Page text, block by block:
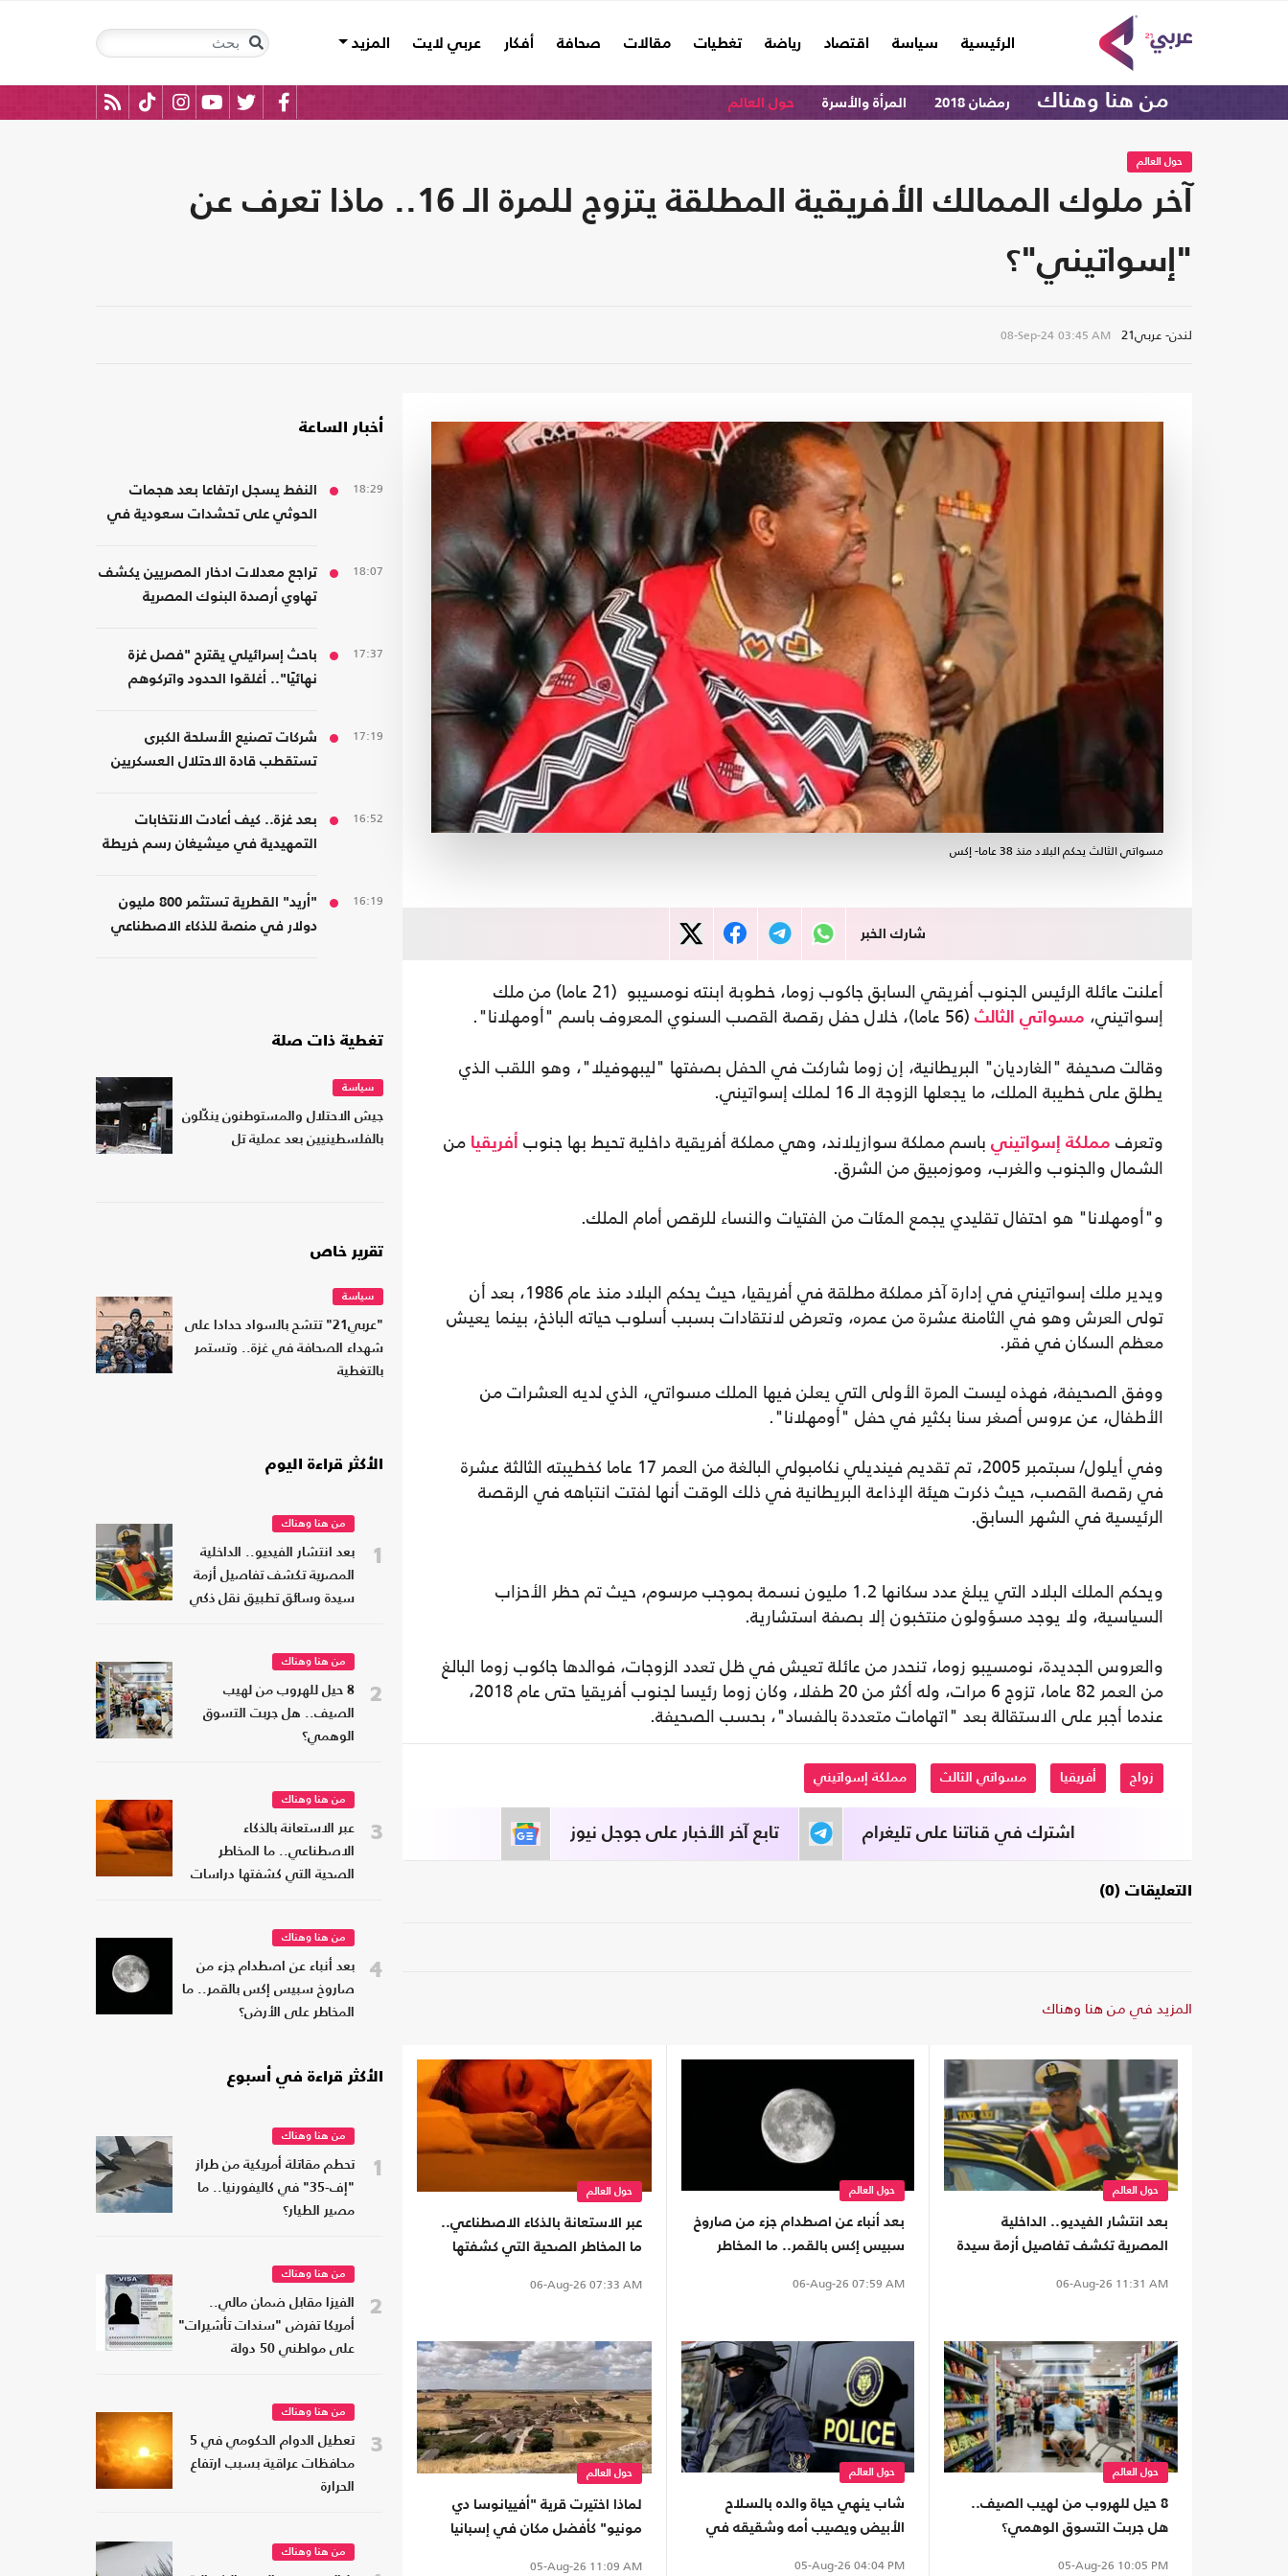
الرئيسية
(current) سياسة اقتصاد رياضة تغطيات مقالات صحافة أفكار عربي لايت المزيد
من هنا وهناك رمضان 2018 المرأة والأسرة حول العالم
حول العالم
آخر ملوك الممالك الأفريقية المطلقة يتزوج للمرة الـ 16.. ماذا تعرف عن
"إسواتيني"؟
لندن- عربي21 08-Sep-24 03:45 AM
مسواتي الثالث يحكم البلاد منذ 38 عاما- إكس
شارك الخبر
أعلنت عائلة الرئيس الجنوب أفريقي السابق جاكوب زوما، خطوبة ابنته نومسيبو (21 عاما) من ملك
إسواتيني، مسواتي الثالث (56 عاما)، خلال حفل رقصة القصب السنوي المعروف باسم "أومهلانا".
وقالت صحيفة "الغارديان" البريطانية، إن زوما شاركت في الحفل بصفتها "ليبهوفيلا"، وهو اللقب الذي
يطلق على خطيبة الملك، ما يجعلها الزوجة الـ 16 لملك إسواتيني.
وتعرف مملكة إسواتيني باسم مملكة سوازيلاند، وهي مملكة أفريقية داخلية تحيط بها جنوب أفريقيا من
الشمال والجنوب والغرب، وموزمبيق من الشرق.
و"أومهلانا" هو احتفال تقليدي يجمع المئات من الفتيات والنساء للرقص أمام الملك.
ويدير ملك إسواتيني في إدارة آخر مملكة مطلقة في أفريقيا، حيث يحكم البلاد منذ عام 1986، بعد أن
تولى العرش وهو في الثامنة عشرة من عمره، وتعرض لانتقادات بسبب أسلوب حياته الباذخ، بينما يعيش
معظم السكان في فقر.
ووفق الصحيفة، فهذه ليست المرة الأولى التي يعلن فيها الملك مسواتي، الذي لديه العشرات من
الأطفال، عن عروس أصغر سنا بكثير في حفل "أومهلانا".
وفي أيلول/ سبتمبر 2005، تم تقديم فينديلي نكامبولي البالغة من العمر 17 عاما كخطيبته الثالثة عشرة
في رقصة القصب، حيث ذكرت هيئة الإذاعة البريطانية في ذلك الوقت أنها لفتت انتباهه في الرقصة
الرئيسية في الشهر السابق.
ويحكم الملك البلاد التي يبلغ عدد سكانها 1.2 مليون نسمة بموجب مرسوم، حيث تم حظر الأحزاب
السياسية، ولا يوجد مسؤولون منتخبون إلا بصفة استشارية.
والعروس الجديدة، نومسيبو زوما، تنحدر من عائلة تعيش في ظل تعدد الزوجات، فوالدها جاكوب زوما البالغ
من العمر 82 عاما، تزوج 6 مرات، وله أكثر من 20 طفلا، وكان زوما رئيسا لجنوب أفريقيا حتى عام 2018،
عندما أجبر على الاستقالة بعد "اتهامات متعددة بالفساد"، بحسب الصحيفة.
زواج أفريقيا مسواتي الثالث مملكة إسواتيني
تابع آخر الأخبار على جوجل نيوز اشترك في قناتنا على تليغرام
التعليقات (0)
المزيد في من هنا وهناك
حول العالم
بعد انتشار الفيديو.. الداخلية
المصرية تكشف تفاصيل أزمة سيدة
06-Aug-26 11:31 AM
حول العالم
بعد أنباء عن اصطدام جزء من صاروخ
سبيس إكس بالقمر.. ما المخاطر
06-Aug-26 07:59 AM
حول العالم
عبر الاستعانة بالذكاء الاصطناعي..
ما المخاطر الصحية التي كشفتها
06-Aug-26 07:33 AM
حول العالم
8 حيل للهروب من لهيب الصيف..
هل جربت التسوق الوهمي؟
05-Aug-26 10:05 PM
حول العالم
شاب ينهي حياة والده بالسلاح
الأبيض ويصيب أمه وشقيقه في
05-Aug-26 04:04 PM
حول العالم
لماذا اختيرت قرية "أفييانوسا دي
مونيو" كأفضل مكان في إسبانيا
05-Aug-26 11:09 AM
أخبار الساعة
18:29
النفط يسجل ارتفاعا بعد هجمات
الحوثي على تحشدات سعودية في
18:07
تراجع معدلات ادخار المصريين يكشف
تهاوي أرصدة البنوك المصرية
17:37
باحث إسرائيلي يقترح "فصل غزة
نهائيًا".. أغلقوا الحدود واتركوهم
17:19
شركات تصنيع الأسلحة الكبرى
تستقطب قادة الاحتلال العسكريين
16:52
بعد غزة.. كيف أعادت الانتخابات
التمهيدية في ميشيغان رسم خريطة
16:19
"أريد" القطرية تستثمر 800 مليون
دولار في منصة للذكاء الاصطناعي
تغطية ذات صلة
سياسة
جيش الاحتلال والمستوطنون ينكّلون
بالفلسطينيين بعد عملية تل
تقرير خاص
سياسة
"عربي21" تتشح بالسواد حدادا على
شهداء الصحافة في غزة.. وتستمر
بالتغطية
الأكثر قراءة اليوم
1
من هنا وهناك
بعد انتشار الفيديو.. الداخلية
المصرية تكشف تفاصيل أزمة
سيدة وسائق تطبيق نقل ذكي
2
من هنا وهناك
8 حيل للهروب من لهيب
الصيف.. هل جربت التسوق
الوهمي؟
3
من هنا وهناك
عبر الاستعانة بالذكاء
الاصطناعي.. ما المخاطر
الصحية التي كشفتها دراسات
4
من هنا وهناك
بعد أنباء عن اصطدام جزء من
صاروخ سبيس إكس بالقمر.. ما
المخاطر على الأرض؟
الأكثر قراءة في أسبوع
1
من هنا وهناك
تحطم مقاتلة أمريكية من طراز
"إف-35" في كاليفورنيا.. ما
مصير الطيار؟
2
من هنا وهناك
الفيزا مقابل ضمان مالي..
أمريكا تفرض "سندات تأشيرات"
على مواطني 50 دولة
3
من هنا وهناك
تعطيل الدوام الحكومي في 5
محافظات عراقية بسبب ارتفاع
الحرارة
من هنا وهناك